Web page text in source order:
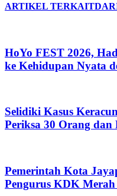
ARTIKEL TERKAIT
HoYo FEST 2026,
ke Kehidupan Nyata
Selidiki Kasus
Periksa 30 Orang
Pemerintah Kota
Pengurus KDK